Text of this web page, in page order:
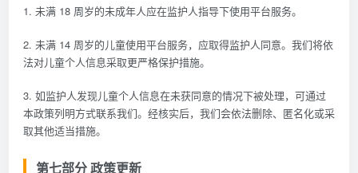
1. 未满 18 周岁的未成年人应在监护人指导下使用平台服务。
2. 未满 14 周岁的儿童使用平台服务，应取得监护人同意。我们将依
法对儿童个人信息采取更严格保护措施。
3. 如监护人发现儿童个人信息在未获同意的情况下被处理，可通过
本政策列明方式联系我们。经核实后，我们会依法删除、匿名化或采
取其他适当措施。
第七部分 政策更新